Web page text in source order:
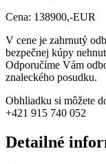
Cena: 138900,-EUR
V cene je zahrnutý
bezpečnej kúpy
Odporučíme Vám
znaleckého posudku.
Obhliadku si môžete
+421 915 740 052
Detailné